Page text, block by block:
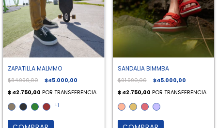
ZAPATILLA MALMMO
$84.990,00 $45.000,00
+1
SANDALIA BIMMBA
$91.990,00 $45.000,00